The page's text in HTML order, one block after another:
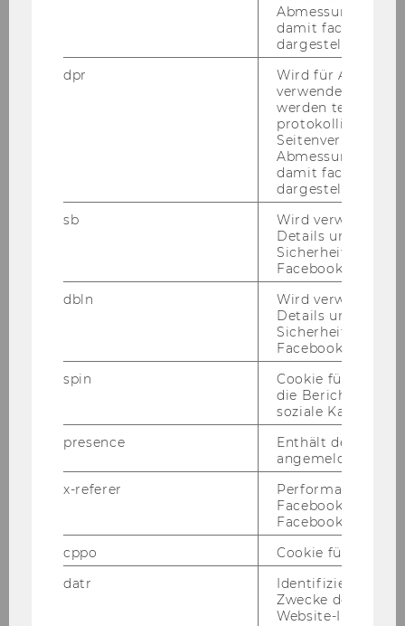
WU Magazin 01/2015
Abmessungen
damit facebook
dargestellt
dpr
Wird für Analyse-
verwendet. Unter
werden
protokolliert (z.B.
Seitenverhältnis
Abmessungen
damit facebook
dargestellt
sb
Wird verwendet,
Details und
Facebook-Kontos
dbln
Wird verwendet,
Details und
Facebook-Kontos
spin
Cookie für
die
soziale
presence
Enthält den
angemeldeten
x-referer
Performance-
Facebook in
Facebook-Pixel
cppo
Cookie für
datr
Identifiziert den
Zwecke der
Website-